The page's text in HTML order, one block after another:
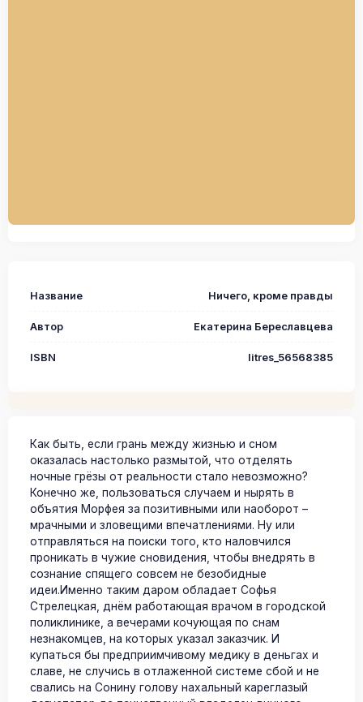
Название Ничего, кроме правды
Автор Екатерина Береславцева
ISBN litres_56568385
Как быть, если грань между жизнью и сном
оказалась настолько размытой, что отделять
ночные грёзы от реальности стало невозможно?
Конечно же, пользоваться случаем и нырять в
объятия Морфея за позитивными или наоборот –
мрачными и зловещими впечатлениями. Ну или
отправляться на поиски того, кто наловчился
проникать в чужие сновидения, чтобы внедрять в
сознание спящего совсем не безобидные
идеи.Именно таким даром обладает Софья
Стрелецкая, днём работающая врачом в городской
поликлинике, а вечерами кочующая по снам
незнакомцев, на которых указал заказчик. И
купаться бы предприимчивому медику в деньгах и
славе, не случись в отлаженной системе сбой и не
свались на Сонину голову нахальный кареглазый